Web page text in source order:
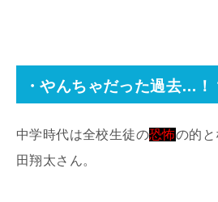
・やんちゃだった過去…！
中学時代は全校生徒の恐怖の的
田翔太さん。